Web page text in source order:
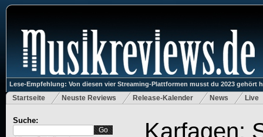
Lese-Empfehlung: Von diesen vier Streaming-Plattformen musst du 2023 gehört
Startseite Neuste Reviews Release-Kalender News Live
Suche:
Karfagen: